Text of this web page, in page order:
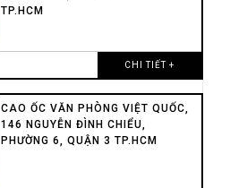
TP.HCM
CHI TIẾT +
CAO ỐC VĂN PHÒNG VIỆT QUỐC,
146 NGUYỄN ĐÌNH CHIỂU,
PHƯỜNG 6, QUẬN 3 TP.HCM